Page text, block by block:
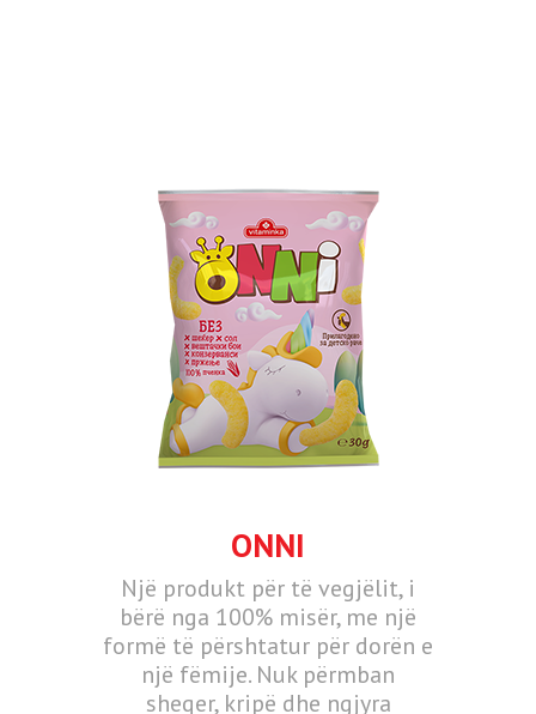
ONNI
Një produkt për të vegjëlit, i
bërë nga 100% misër, me një
formë të përshtatur për dorën e
një fëmije. Nuk përmban
sheqer, kripë dhe ngjyra